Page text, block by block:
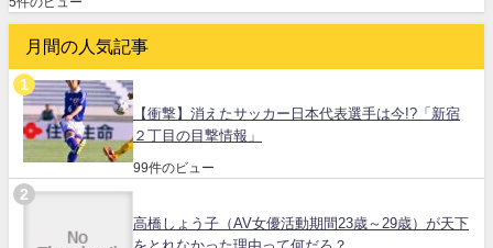
月間の人気記事
【衝撃】消えたサッカー日本代表選手は今!?「新宿
２丁目の目撃情報」
99件のビュー
高橋しょう子（AV女優活動期間23歳～29歳）が天下